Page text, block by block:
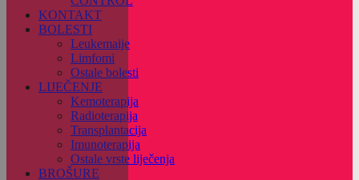
KONTAKT
BOLESTI
Leukemaije
Limfomi
Ostale bolesti
LIJEČENJE
Kemoterapija
Radioterapija
Transplantacija
Imunoterapija
Ostale vrste liječenja
BROŠURE